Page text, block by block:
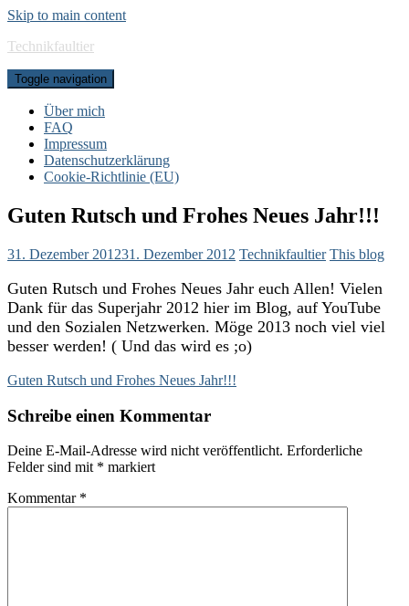
Skip to main content
Technikfaultier
Toggle navigation
Über mich
FAQ
Impressum
Datenschutzerklärung
Cookie-Richtlinie (EU)
Guten Rutsch und Frohes Neues Jahr!!!
31. Dezember 201231. Dezember 2012 Technikfaultier This blog
Guten Rutsch und Frohes Neues Jahr euch Allen! Vielen
Dank für das Superjahr 2012 hier im Blog, auf YouTube
und den Sozialen Netzwerken. Möge 2013 noch viel viel
besser werden! ( Und das wird es ;o)
Guten Rutsch und Frohes Neues Jahr!!!
Schreibe einen Kommentar
Deine E-Mail-Adresse wird nicht veröffentlicht. Erforderliche
Felder sind mit * markiert
Kommentar *